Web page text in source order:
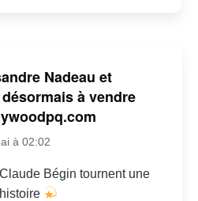
Nadeau et
à vendre
à 02:02
Bégin tournent une